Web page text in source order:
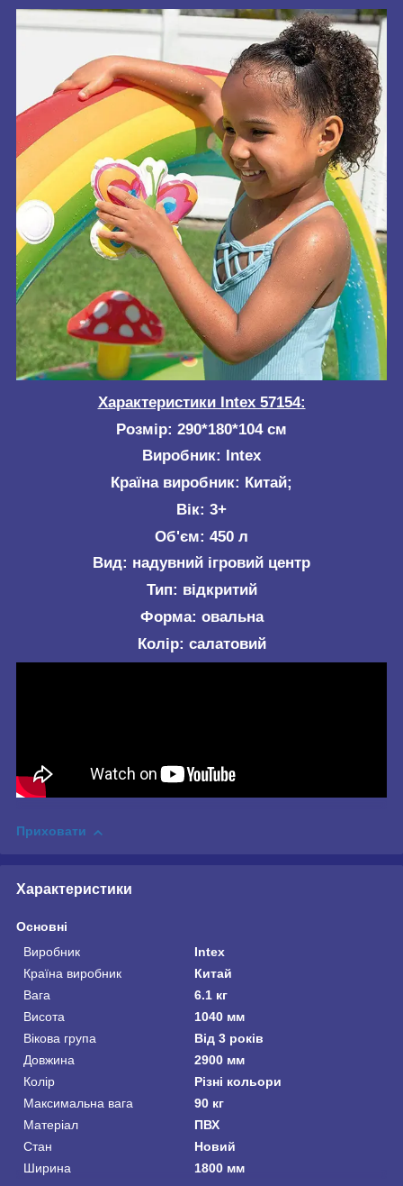
Характеристики Intex 57154:
Розмір: 290*180*104 см
Виробник: Intex
Країна виробник: Китай;
Вік: 3+
Об'єм: 450 л
Вид: надувний ігровий центр
Тип: відкритий
Форма: овальна
Колір: салатовий
Приховати
Характеристики
Основні
Виробник
Intex
Країна виробник
Китай
Вага
6.1 кг
Висота
1040 мм
Вікова група
Від 3 років
Довжина
2900 мм
Колір
Різні кольори
Максимальна вага
90 кг
Матеріал
ПВХ
Стан
Новий
Ширина
1800 мм